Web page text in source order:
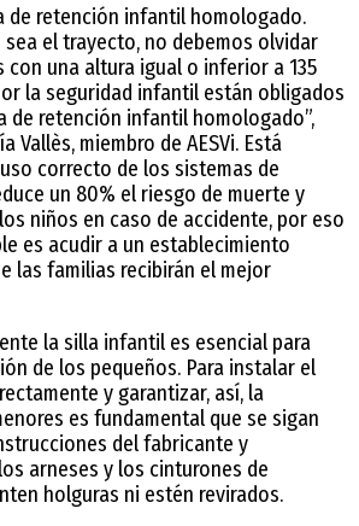
de retención infantil homologado.
sea el trayecto, no debemos olvidar
una altura igual o inferior a 135
la seguridad infantil están obligados
de retención infantil homologado”,
Vallès, miembro de AESVi. Está
correcto de los sistemas de
un 80% el riesgo de muerte y
niños en caso de accidente, por eso
es acudir a un establecimiento
las familias recibirán el mejor
la silla infantil es esencial para
de los pequeños. Para instalar el
y garantizar, así, la
es fundamental que se sigan
del fabricante y
arneses y los cinturones de
holguras ni estén revirados.